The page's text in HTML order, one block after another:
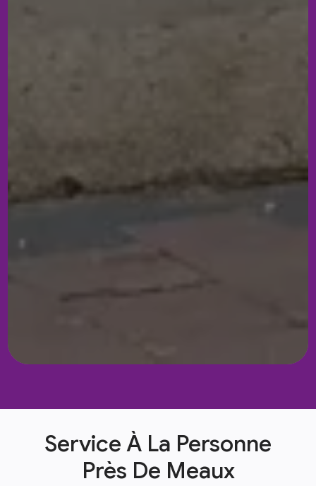
Service À La Personne
Près De Meaux